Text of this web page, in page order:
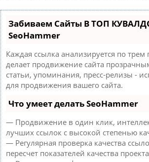
Забиваем Сайты В ТОП
SeoHammer
Каждая ссылка анализируется по
делает продвижение сайта
статьи, упоминания, пресс-релизы -
для продвижения вашего сайта.
Что умеет делать SeoHammer
— Продвижение в один клик,
лучших ссылок с высокой степенью
— Регулярная проверка качества
пересчет показателей качества